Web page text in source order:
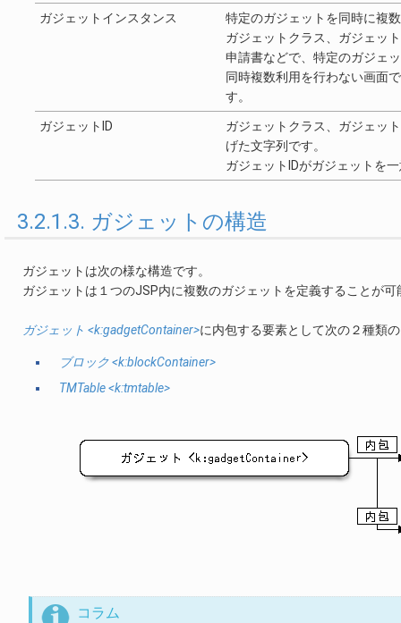
ガジェットインスタンス
特定のガジェットを同時に複
ガジェットクラス、ガジェッ
申請書などで、特定のガジェ
同時複数利用を行わない画面
す。
ガジェットID
ガジェットクラス、ガジェッ
げた文字列です。
ガジェットIDがガジェットを
3.2.1.3. ガジェットの構造
ガジェットは次の様な構造です。
ガジェットは１つのJSP内に複数のガジェットを定義することが可
ガジェット <k:gadgetContainer>に内包する要素として次の２種類
ブロック <k:blockContainer>
TMTable <k:tmtable>
コラム